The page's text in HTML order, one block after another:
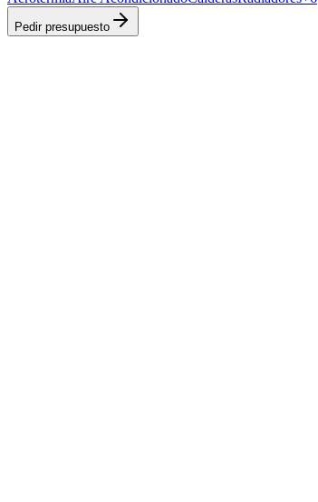
Pedir presupuesto